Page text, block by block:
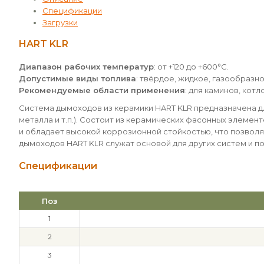
Спецификации
Загрузки
HART KLR
Диапазон рабочих температур: от +120 до +600°С.
Допустимые виды топлива: твёрдое, жидкое,
Рекомендуемые области применения: для каминов,
Система дымоходов из керамики HART KLR
металла и т.п.). Состоит из керамических фасонных
и обладает высокой коррозионной стойкостью, что
дымоходов HART KLR служат основой для других систем
Спецификации
Поз
1
2
3